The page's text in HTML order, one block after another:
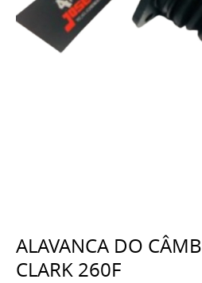
ALAVANCA DO
CLARK 260F